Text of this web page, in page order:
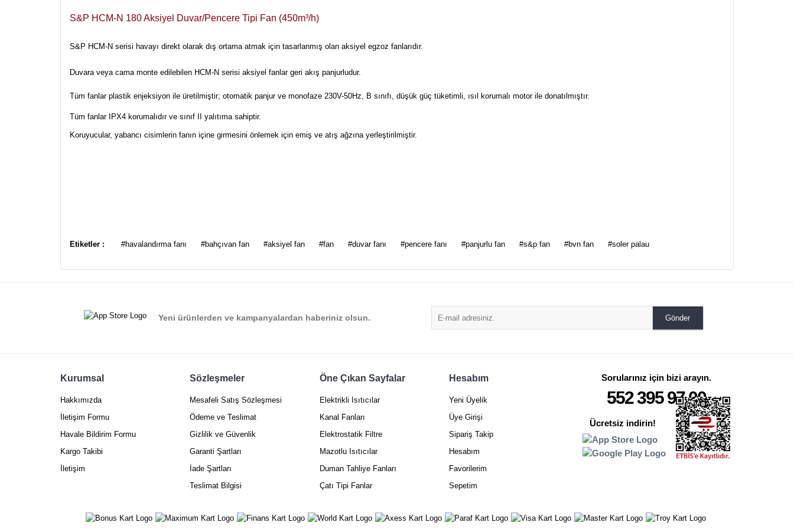
S&P HCM-N 180 Aksiyel Duvar/Pencere Tipi Fan (450m³/h)
S&P HCM-N serisi havayı direkt olarak dış ortama atmak için tasarlanmış olan aksiyel egzoz fanlarıdır.
Duvara veya cama monte edilebilen HCM-N serisi aksiyel fanlar geri akış panjurludur.
Tüm fanlar plastik enjeksiyon ile üretilmiştir; otomatik panjur ve monofaze 230V-50Hz, B sınıfı, düşük güç tüketimli, ısıl korumalı motor ile donatılmıştır.
Tüm fanlar IPX4 korumalıdır ve sınıf II yalıtıma sahiptir.
Koruyucular, yabancı cisimlerin fanın içine girmesini önlemek için emiş ve atış ağzına yerleştirilmiştir.
Bu ürüne ilk yorumu siz yapın!
Ürün resmi kalitesiz, bozuk veya görüntülenemiyor.
Ürün fiyatı diğer sitelerden daha pahalı.
Etiketler : #havalandırma fanı #bahçıvan fan #aksiyel fan #fan #duvar fanı #pencere fanı #panjurlu fan #s&p fan #bvn fan #soler palau
Yeni ürünlerden ve kampanyalardan haberiniz olsun. Gönder
Kurumsal
Hakkımızda
İletişim Formu
Havale Bildirim Formu
Kargo Takibi
İletişim
Sözleşmeler
Mesafeli Satış Sözleşmesi
Ödeme ve Teslimat
Gizlilik ve Güvenlik
Garanti Şartları
İade Şartları
Teslimat Bilgisi
Öne Çıkan Sayfalar
Elektrikli Isıtıcılar
Kanal Fanları
Elektrostatik Filtre
Mazotlu Isıtıcılar
Duman Tahliye Fanları
Çatı Tipi Fanlar
Hesabım
Yeni Üyelik
Üye Girişi
Sipariş Takip
Hesabım
Favorilerim
Sepetim
Sorularınız için bizi arayın.
552 395 97 00
Ücretsiz indirin!